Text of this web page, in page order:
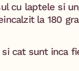
cu laptele si
la 180
cat sunt inca